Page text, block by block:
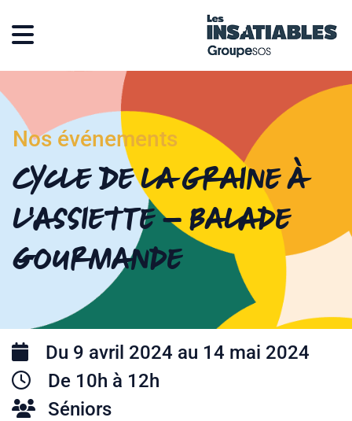
Nos événements
Cycle De la Graine à
l’Assiette – Balade
gourmande
Du 9 avril 2024 au 14 mai 2024
De 10h à 12h
Séniors